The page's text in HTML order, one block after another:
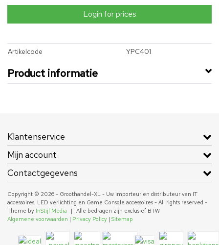
Login for prices
Artikelcode YPC401
Product informatie
Klantenservice
Mijn account
Contactgegevens
Copyright © 2026 - Groothandel-XL - Uw importeur en distributeur van IT
accessoires, LED verlichting en Game Console accessoires - All rights reserved -
Theme by InStijl Media |
Alle bedragen zijn exclusief BTW
Algemene voorwaarden | Privacy Policy | Sitemap